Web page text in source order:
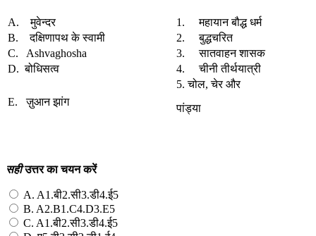
A. मुवेन्दर
1. महायान बौद्ध धर्म
B. दक्षिणापथ के स्वामी
2. बुद्धचरित
C. Ashvaghosha
3. सातवाहन शासक
D. बोधिसत्व
4. चीनी तीर्थयात्री
E. ज़ुआन झांग
5. चोल, चेर और
पांड्या
सही उत्तर का चयन करें
A. A1.बी2.सी3.डी4.ई5
B. A2.B1.C4.D3.E5
C. A1.बी2.सी3.डी4.ई5